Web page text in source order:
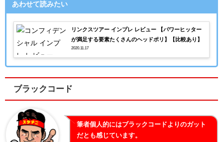
あわせて読みたい
リンクスツアー インプレ レビュー 【パワーヒッター
が満足する要素たくさんのヘッドポリ】【比較あり】
2020.11.17
ブラックコード
筆者個人的にはブラックコードよりのガット
だとも感じています。